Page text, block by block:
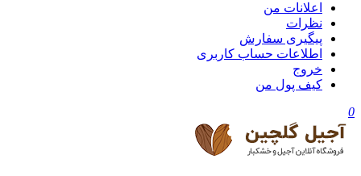
اعلانات من
نظرات
پیگیری سفارش
اطلاعات حساب كاربری
خروج
کیف پول من
0